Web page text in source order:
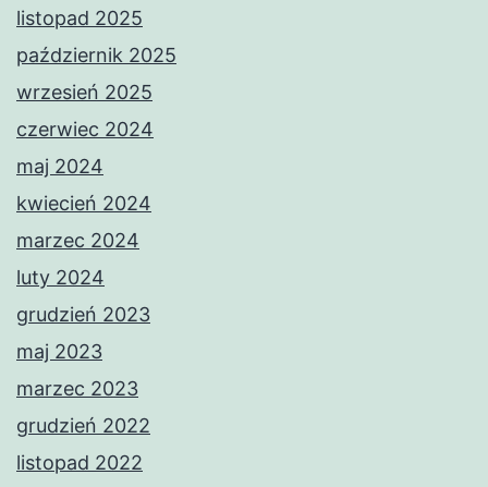
listopad 2025
październik 2025
wrzesień 2025
czerwiec 2024
maj 2024
kwiecień 2024
marzec 2024
luty 2024
grudzień 2023
maj 2023
marzec 2023
grudzień 2022
listopad 2022